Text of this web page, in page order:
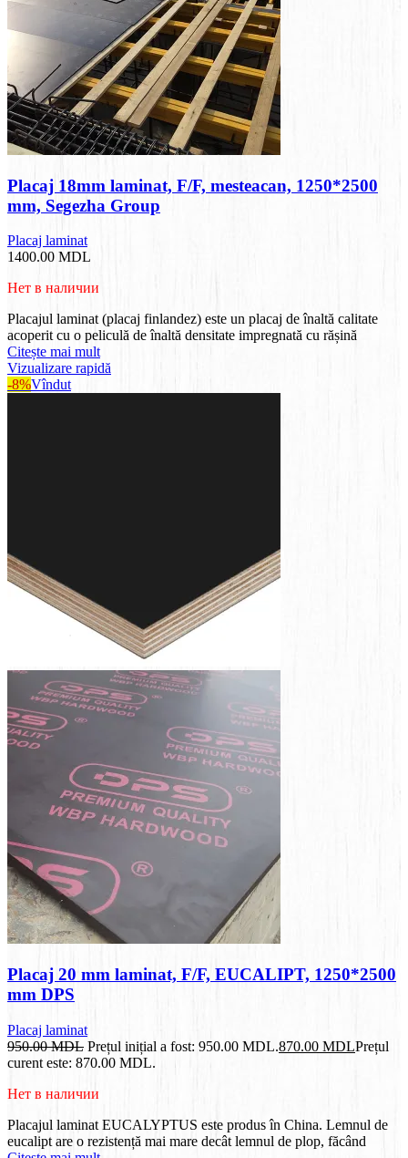
Placaj 18mm laminat, F/F, mesteacan, 1250*2500
mm, Segezha Group
Placaj laminat
1400.00 MDL
Нет в наличии
Placajul laminat (placaj finlandez) este un placaj de înaltă calitate
acoperit cu o peliculă de înaltă densitate impregnată cu rășină
Citește mai mult
Vizualizare rapidă
-8%Vîndut
Placaj 20 mm laminat, F/F, EUCALIPT, 1250*2500
mm DPS
Placaj laminat
950.00MDL Prețul inițial a fost: 950.00 MDL.870.00 MDLPrețul
curent este: 870.00 MDL.
Нет в наличии
Placajul laminat EUCALYPTUS este produs în China. Lemnul de
eucalipt are o rezistență mai mare decât lemnul de plop, făcând